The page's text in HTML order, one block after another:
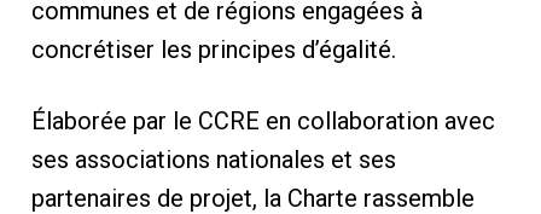
communes et de régions engagées à
concrétiser les principes d’égalité.
Élaborée par le CCRE en collaboration avec
ses associations nationales et ses
partenaires de projet, la Charte rassemble